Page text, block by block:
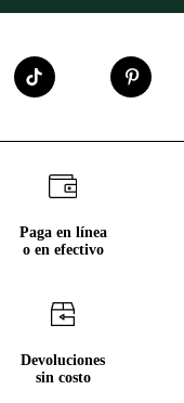
Paga en línea
o en efectivo
Devoluciones
sin costo